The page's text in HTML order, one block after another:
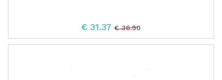
€ 31.37 € 36.90